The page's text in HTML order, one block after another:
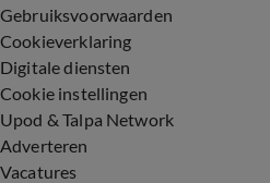
Gebruiksvoorwaarden
Cookieverklaring
Digitale diensten
Cookie instellingen
Upod & Talpa Network
Adverteren
Vacatures